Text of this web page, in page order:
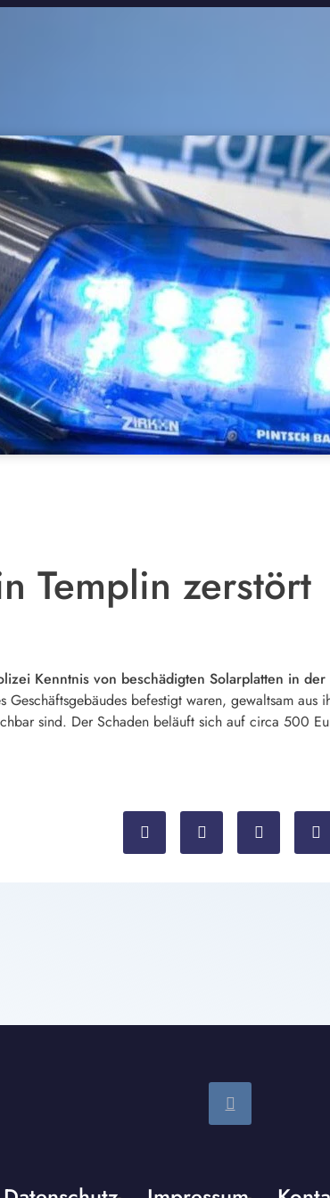
Templin zerstört
Kenntnis von beschädigten Solarplatten in der
befestigt waren, gewaltsam
sind. Der Schaden beläuft sich auf circa 500